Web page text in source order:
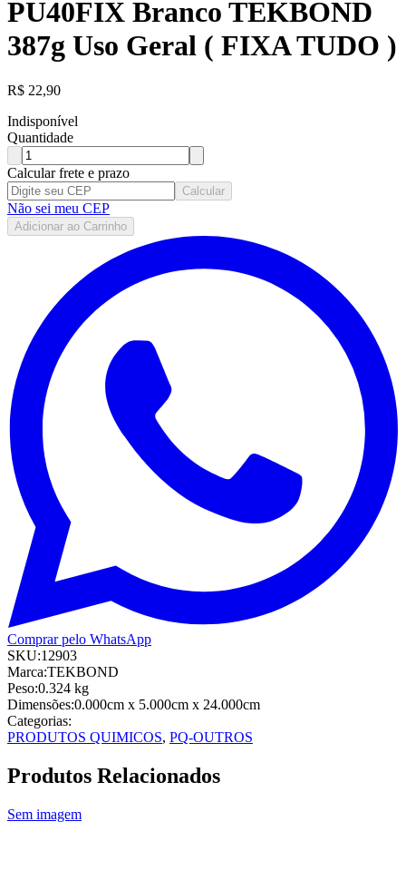
PU40FIX Branco TEKBOND
387g Uso Geral ( FIXA TUDO )
R$ 22,90
Indisponível
Quantidade
Calcular frete e prazo
Calcular
Não sei meu CEP
Adicionar ao Carrinho
Comprar pelo WhatsApp
SKU:12903
Marca:TEKBOND
Peso:0.324 kg
Dimensões:0.000cm x 5.000cm x 24.000cm
Categorias:
PRODUTOS QUIMICOS, PQ-OUTROS
Produtos Relacionados
Sem imagem